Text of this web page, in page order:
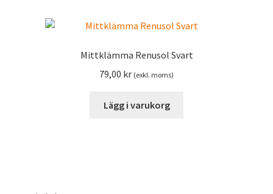
Mittklämma Renusol Svart
79,00 kr (exkl. moms)
Lägg i varukorg